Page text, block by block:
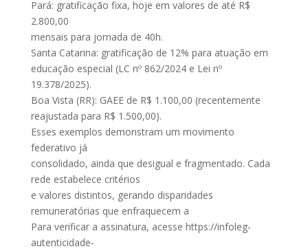
Pará: gratificação fixa, hoje em valores de até R$
2.800,00
mensais para jornada de 40h.
Santa Catarina: gratificação de 12% para atuação em
educação especial (LC nº 862/2024 e Lei nº
19.378/2025).
Boa Vista (RR): GAEE de R$ 1.100,00 (recentemente
reajustada para R$ 1.500,00).
Esses exemplos demonstram um movimento
federativo já
consolidado, ainda que desigual e fragmentado. Cada
rede estabelece critérios
e valores distintos, gerando disparidades
remuneratórias que enfraquecem a
Para verificar a assinatura, acesse https://infoleg-
autenticidade-